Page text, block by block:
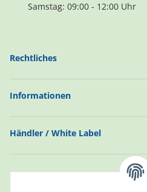
Samstag: 09:00 - 12:00 Uhr
Rechtliches
Informationen
Händler / White Label